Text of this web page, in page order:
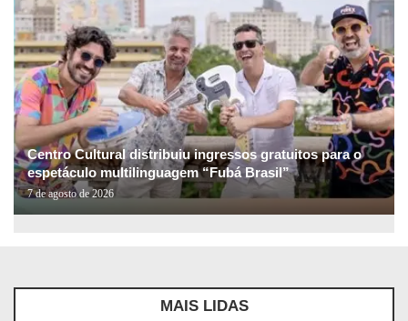
Centro Cultural distribuiu ingressos gratuitos para o
espetáculo multilinguagem “Fubá Brasil”
7 de agosto de 2026
MAIS LIDAS